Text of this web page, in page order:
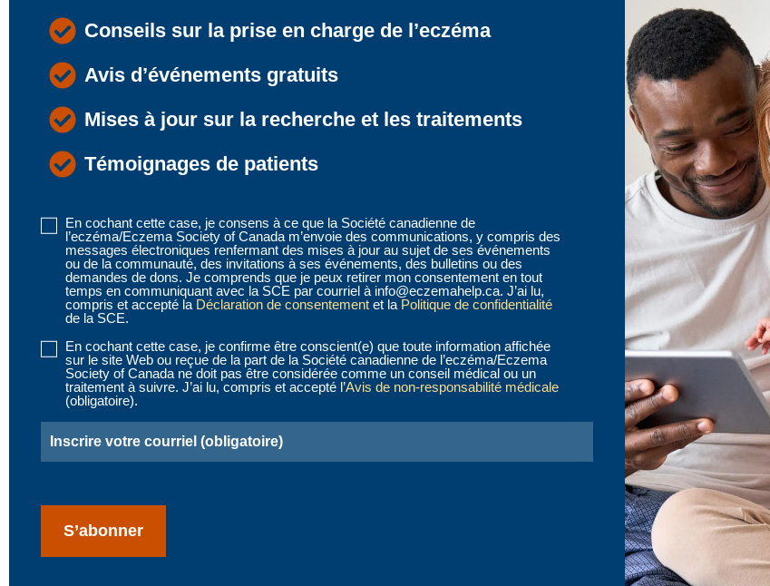
Conseils sur la prise en charge de l’eczéma
Avis d’événements gratuits
Mises à jour sur la recherche et les traitements
Témoignages de patients
Disclaimer
(obligatoire)
En cochant cette case, je consens à ce que la Société canadienne de
l’eczéma/Eczema Society of Canada m’envoie des communications, y compris des
messages électroniques renfermant des mises à jour au sujet de ses événements
ou de la communauté, des invitations à ses événements, des bulletins ou des
demandes de dons. Je comprends que je peux retirer mon consentement en tout
temps en communiquant avec la SCE par courriel à info@eczemahelp.ca. J’ai lu,
compris et accepté la Déclaration de consentement et la Politique de confidentialité
de la SCE.
Disclaimer
(obligatoire)
En cochant cette case, je confirme être conscient(e) que toute information affichée
sur le site Web ou reçue de la part de la Société canadienne de l’eczéma/Eczema
Society of Canada ne doit pas être considérée comme un conseil médical ou un
traitement à suivre. J’ai lu, compris et accepté l’Avis de non-responsabilité médicale
(obligatoire).
S’abonner